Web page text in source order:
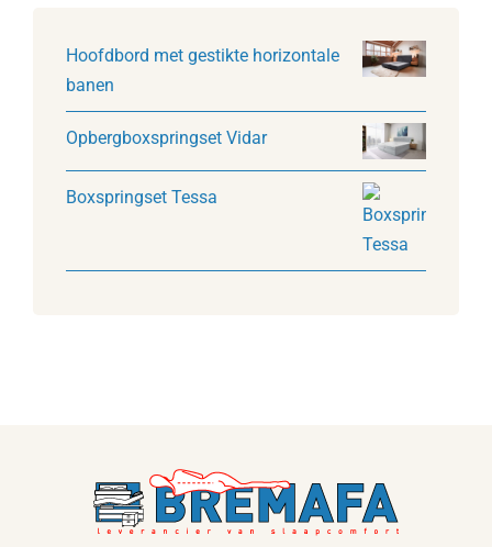
Hoofdbord met gestikte horizontale
banen
Opbergboxspringset Vidar
Boxspringset Tessa